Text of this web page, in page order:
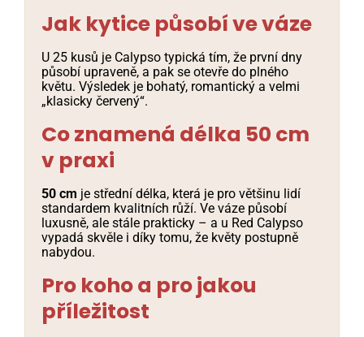
Jak kytice působí ve váze
U 25 kusů je Calypso typická tím, že první dny
působí upraveně, a pak se otevře do plného
květu. Výsledek je bohatý, romantický a velmi
„klasicky červený“.
Co znamená délka 50 cm
v praxi
50 cm je střední délka, která je pro většinu lidí
standardem kvalitních růží. Ve váze působí
luxusně, ale stále prakticky – a u Red Calypso
vypadá skvěle i díky tomu, že květy postupně
nabydou.
Pro koho a pro jakou
příležitost